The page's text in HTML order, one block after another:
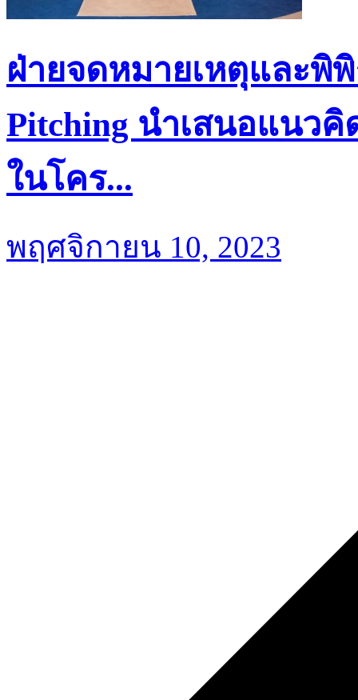
ฝ่ายจดหมายเหตุและพิ
Pitching นำเสนอแนว
ในโคร...
พฤศจิกายน 10, 2023